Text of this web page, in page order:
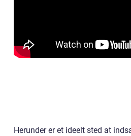
Herunder er et ideelt sted at